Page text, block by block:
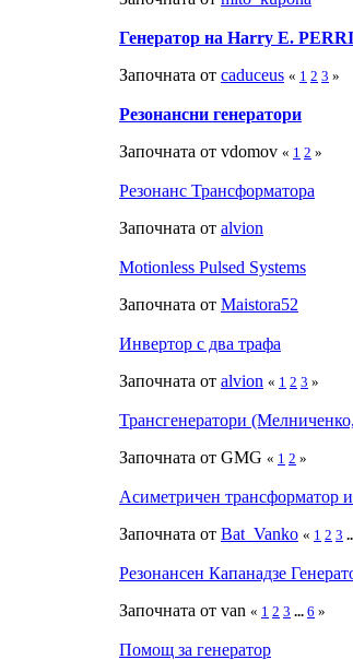
Генератор на Harry E.
Започната от caduceus « 1 2 3 »
Резонансни генератори
Започната от vdomov « 1 2 »
Резонанс Трансформатора
Започната от alvion
Motionless Pulsed Systems
Започната от Maistora52
Инвертор с два трафа
Започната от alvion « 1 2 3 »
Трансгенератори
Започната от GMG « 1 2 »
Асиметричен трансформатор
Започната от Bat_Vanko « 1 2 3
Резонансен Капанадзе
Започната от van « 1 2 3 ... 6 »
Помощ за генератор